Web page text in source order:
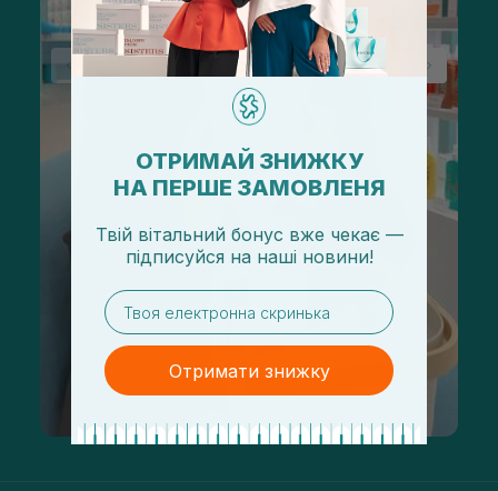
ОТРИМАЙ ЗНИЖКУ
НА ПЕРШЕ ЗАМОВЛЕНЯ
Твій вітальний бонус вже чекає —
підписуйся на наші новини!
email
Отримати знижку